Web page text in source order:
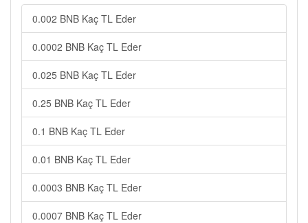
0.002 BNB Kaç TL Eder
0.0002 BNB Kaç TL Eder
0.025 BNB Kaç TL Eder
0.25 BNB Kaç TL Eder
0.1 BNB Kaç TL Eder
0.01 BNB Kaç TL Eder
0.0003 BNB Kaç TL Eder
0.0007 BNB Kaç TL Eder